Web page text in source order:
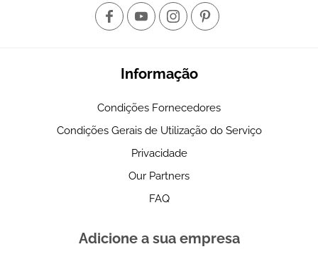
Informação
Condições Fornecedores
Condições Gerais de Utilização do Serviço
Privacidade
Our Partners
FAQ
Adicione a sua empresa